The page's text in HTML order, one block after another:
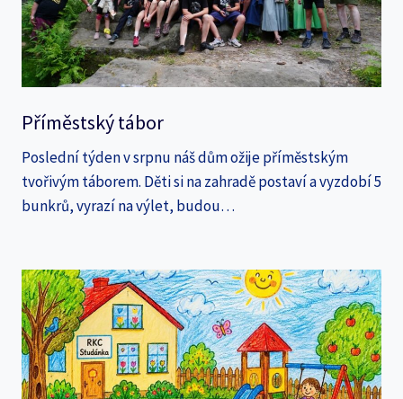
Příměstský tábor
Poslední týden v srpnu náš dům ožije příměstským
tvořivým táborem. Děti si na zahradě postaví a vyzdobí 5
bunkrů, vyrazí na výlet, budou…